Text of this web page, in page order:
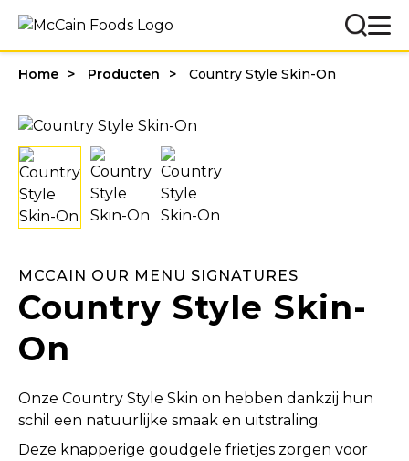
Home Producten Country Style Skin-On
MCCAIN OUR MENU SIGNATURES
Country Style Skin-
On
Onze Country Style Skin on hebben dankzij hun
schil een natuurlijke smaak en uitstraling.
Deze knapperige goudgele frietjes zorgen voor